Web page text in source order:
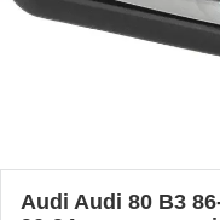
Audi Audi 80 B3